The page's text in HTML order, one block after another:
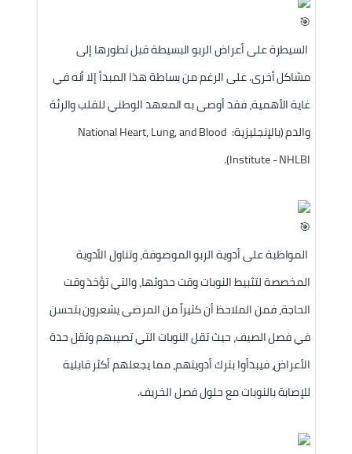
السيطرة على أعراض الربو البسيطة قبل تطورها إلى
مشاكل أخرى. على الرغم من بساطة هذا المبدأ إلا أنه في
غاية الأهمية، فقد أوصى به المعهد الوطني للقلب والرئة
والدم (بالإنجليزية: National Heart, Lung, and Blood
Institute - NHLBI).
المواظبة على أدوية الربو الموصوفة، وتناول الأدوية
المخصصة لتثبيط النوبات وقت حدوثها، والتي تؤخذ وقت
الحاجة، فمن الملاحظ أن كثيراً من المرضى يشعرون بتحسن
في فصل الصيف، حيث تقل النوبات التي تصيبهم وتقل حدة
الأعراض، فيبدأوا بترك أدويتهم، مما يجعلهم أكثر قابلية
للإصابة بالنوبات مع حلول فصل الخريف.